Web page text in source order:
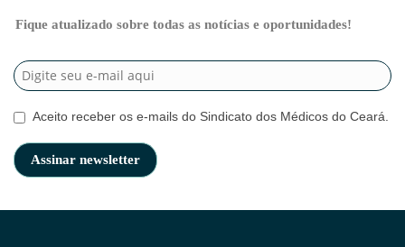
Fique atualizado sobre todas as notícias e oportunidades!
Aceito receber os e-mails do Sindicato dos Médicos do Ceará.